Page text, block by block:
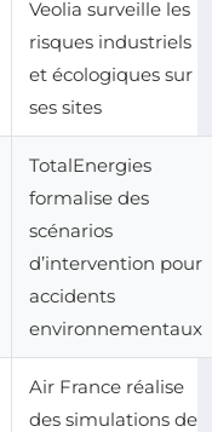
Veolia surveille les
risques industriels
et écologiques sur
ses sites
TotalEnergies
formalise des
scénarios
d’intervention pour
accidents
environnementaux
Air France réalise
des simulations de